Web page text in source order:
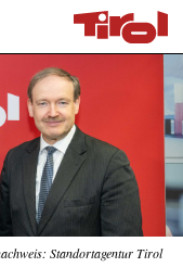
Standortagentur Tirol